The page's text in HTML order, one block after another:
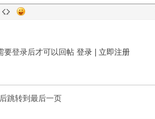
要登录后才可以回帖 登录| 立即注册
跳转到最后一页